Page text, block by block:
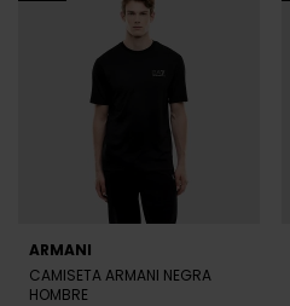
ARMANI
CAMISETA ARMANI NEGRA
HOMBRE